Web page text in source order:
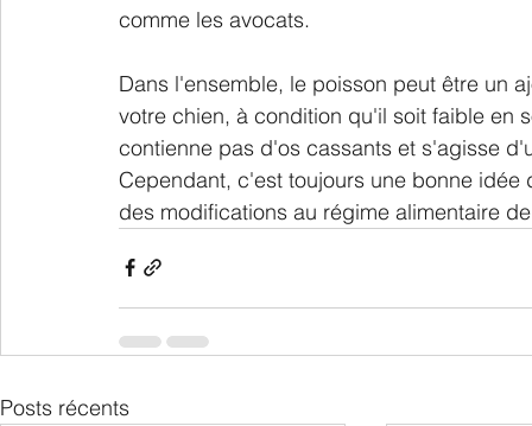
comme les avocats.
Dans l'ensemble, le poisson peut être un
votre chien, à condition qu'il soit faible en
contienne pas d'os cassants et s'agisse
Cependant, c'est toujours une bonne
des modifications au régime alimentaire
Posts récents